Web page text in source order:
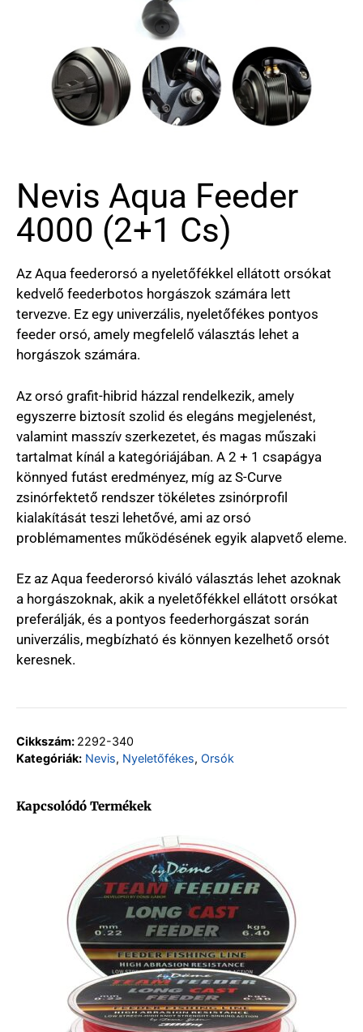
Nevis Aqua Feeder
4000 (2+1 Cs)
Az Aqua feederorsó a nyeletőfékkel ellátott orsókat
kedvelő feederbotos horgászok számára lett
tervezve. Ez egy univerzális, nyeletőfékes pontyos
feeder orsó, amely megfelelő választás lehet a
horgászok számára.
Az orsó grafit-hibrid házzal rendelkezik, amely
egyszerre biztosít szolid és elegáns megjelenést,
valamint masszív szerkezetet, és magas műszaki
tartalmat kínál a kategóriájában. A 2 + 1 csapágya
könnyed futást eredményez, míg az S-Curve
zsinórfektető rendszer tökéletes zsinórprofil
kialakítását teszi lehetővé, ami az orsó
problémamentes működésének egyik alapvető eleme.
Ez az Aqua feederorsó kiváló választás lehet azoknak
a horgászoknak, akik a nyeletőfékkel ellátott orsókat
preferálják, és a pontyos feederhorgászat során
univerzális, megbízható és könnyen kezelhető orsót
keresnek.
Cikkszám: 2292-340
Kategóriák: Nevis, Nyeletőfékes, Orsók
Kapcsolódó Termékek